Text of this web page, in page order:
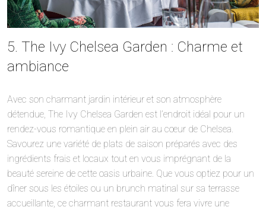
5. The Ivy Chelsea Garden : Charme et
ambiance
Avec son charmant jardin intérieur et son atmosphère
détendue, The Ivy Chelsea Garden est l’endroit idéal pour un
rendez-vous romantique en plein air au cœur de Chelsea.
Savourez une variété de plats de saison préparés avec des
ingrédients frais et locaux tout en vous imprégnant de la
beauté sereine de cette oasis urbaine. Que vous optiez pour un
dîner sous les étoiles ou un brunch matinal sur sa terrasse
accueillante, ce charmant restaurant vous fera vivre une